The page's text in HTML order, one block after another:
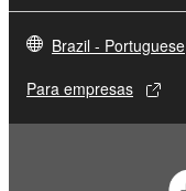
Brazil - Portuguese
Para empresas